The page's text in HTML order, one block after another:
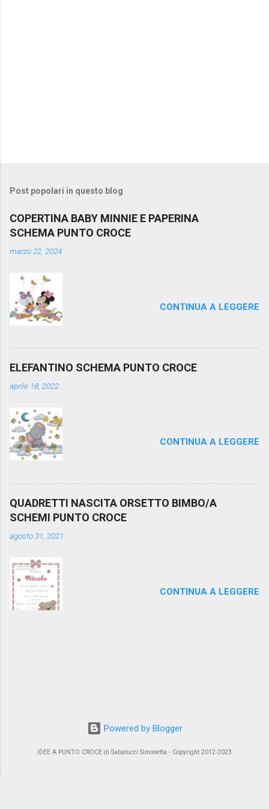
Post popolari in questo blog
COPERTINA BABY MINNIE E PAPERINA
SCHEMA PUNTO CROCE
marzo 22, 2024
CONTINUA A LEGGERE
ELEFANTINO SCHEMA PUNTO CROCE
aprile 18, 2022
CONTINUA A LEGGERE
QUADRETTI NASCITA ORSETTO BIMBO/A
SCHEMI PUNTO CROCE
agosto 31, 2021
CONTINUA A LEGGERE
Powered by Blogger
IDEE A PUNTO CROCE di Sabatucci Simonetta - Copyright 2012-2023